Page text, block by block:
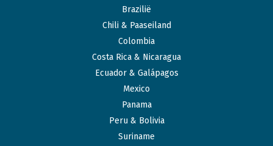
Brazilië
Chili & Paaseiland
Colombia
Costa Rica & Nicaragua
Ecuador & Galápagos
Mexico
Panama
Peru & Bolivia
Suriname